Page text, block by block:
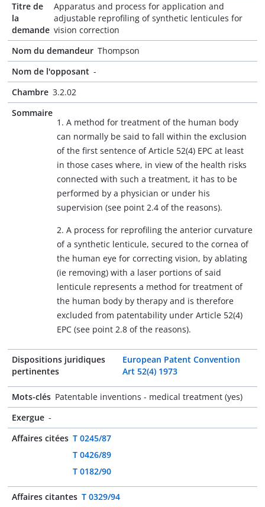
Titre de
la
demande
Apparatus and process for application and
adjustable reprofiling of synthetic lenticules for
vision correction
Nom du demandeur Thompson
Nom de l'opposant -
Chambre 3.2.02
Sommaire
1. A method for treatment of the human body
can normally be said to fall within the exclusion
of the first sentence of Article 52(4) EPC at least
in those cases where, in view of the health risks
connected with such a treatment, it has to be
performed by a physician or under his
supervision (see point 2.4 of the reasons).
2. A process for reprofiling the anterior curvature
of a synthetic lenticule, secured to the cornea of
the human eye for correcting vision, by ablating
(ie removing) with a laser portions of said
lenticule represents a method for treatment of
the human body by therapy and is therefore
excluded from patentability under Article 52(4)
EPC (see point 2.8 of the reasons).
Dispositions juridiques
pertinentes
European Patent Convention
Art 52(4) 1973
Mots-clés Patentable inventions - medical treatment (yes)
Exergue -
Affaires citées T 0245/87
T 0426/89
T 0182/90
Affaires citantes T 0329/94